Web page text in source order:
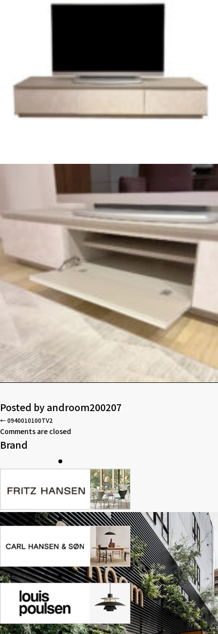
Posted byandroom200207
←0940010100TV2
Comments are closed
Brand